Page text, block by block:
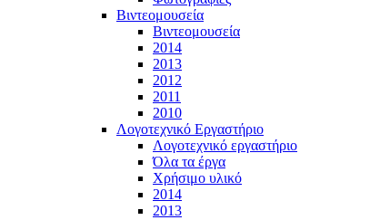
Βιντεομουσεία
Βιντεομουσεία
2014
2013
2012
2011
2010
Λογοτεχνικό Εργαστήριο
Λογοτεχνικό εργαστήριο
Όλα τα έργα
Χρήσιμο υλικό
2014
2013